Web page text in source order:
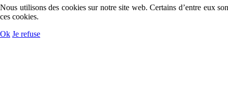
Nous utilisons des cookies sur notre site web. Certains d’entre eux
ces cookies.
Ok Je refuse